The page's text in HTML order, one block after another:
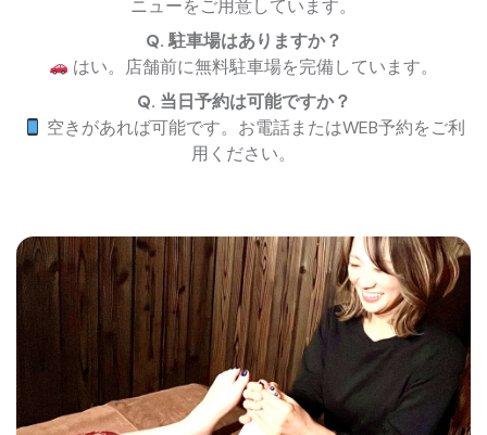
ニューをご用意しています。
Q. 駐車場はありますか？
はい。店舗前に無料駐車場を完備しています。
Q. 当日予約は可能ですか？
空きがあれば可能です。お電話またはWEB予約をご利
用ください。